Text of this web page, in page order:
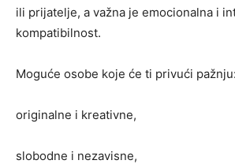
ili prijatelje, a važna je emocionalna i
kompatibilnost.
Moguće osobe koje će ti privući pažnju:
originalne i kreativne,
slobodne i nezavisne,